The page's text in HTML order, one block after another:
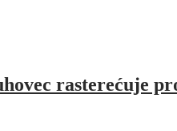
rasterećuje